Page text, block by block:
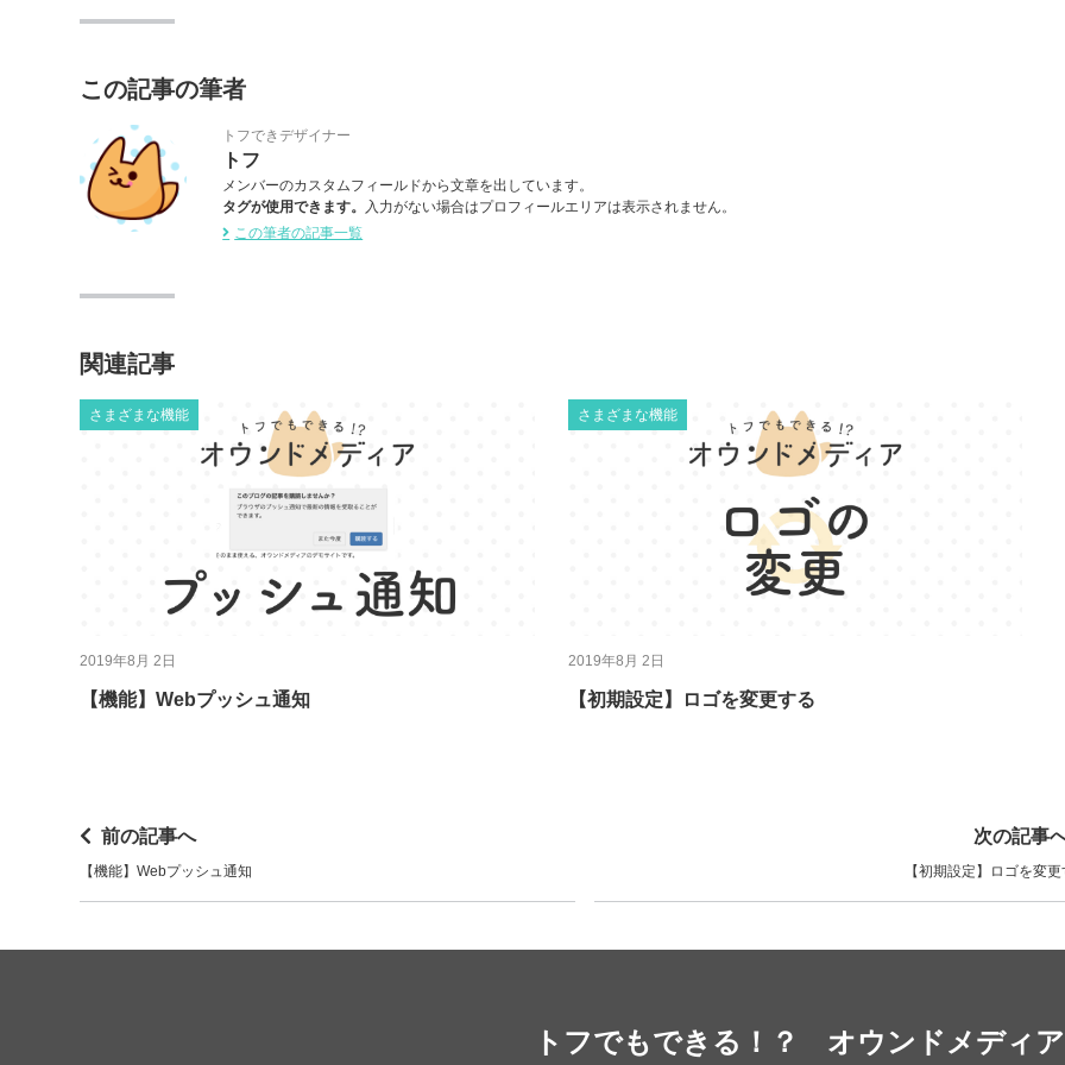
この記事の筆者
トフできデザイナー
トフ
メンバーのカスタムフィールドから文章を出しています。
タグが使用できます。
入力がない場合はプロフィールエリアは表示されません。
この筆者の記事一覧
関連記事
さまざまな機能
2019年8月 2日
【機能】Webプッシュ通知
さまざまな機能
2019年8月 2日
【初期設定】ロゴを変更する
前の記事へ
【機能】Webプッシュ通知
次の記事
【初期設定】ロゴを変更
トフでもできる！？ オウンドメディア